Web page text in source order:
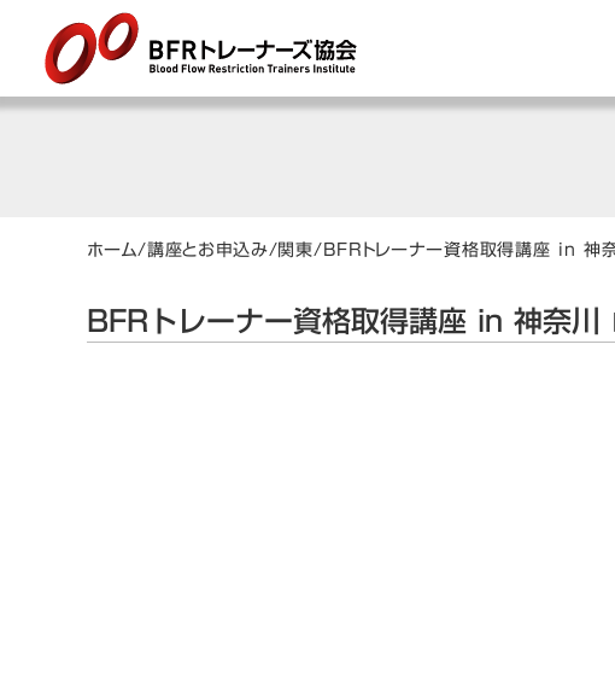
ホーム/講座とお申込み/関東/BFRトレーナー資格取得講座 in 神
BFRトレーナー資格取得講座 in 神奈川